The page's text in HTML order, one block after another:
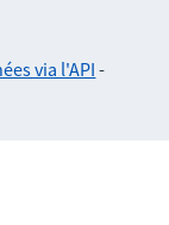
via l'API -